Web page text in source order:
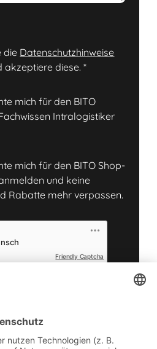
die Datenschutzhinweise
akzeptiere diese.*
mich für den BITO
Intralogistiker
mich für den BITO Shop-
und keine
Rabatte mehr verpassen.
Friendly Captcha